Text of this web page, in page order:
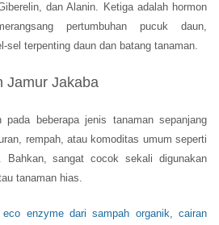
dan Alanin. Ketiga adalah hormon
pertumbuhan pucuk daun,
sel terpenting daun dan batang tanaman.
Jamur Jakaba
pada beberapa jenis tanaman sepanjang
rempah, atau komoditas umum seperti
Bahkan, sangat cocok sekali digunakan
tanaman hias.
enzyme dari sampah organik, cairan